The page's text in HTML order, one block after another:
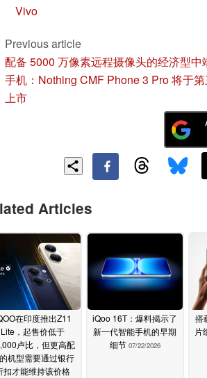
Vivo
Previous article
配备 5000 万像素远程摄像头的经济型中
手机：Nothing CMF Phone 3 Pro 将于
上市
Articles
在印度推出Z11
Lite，起售价低于
卢比，但更高配
机型需要通过银行
扣才能维持该价格
iQoo 16T：爆料揭示了
新一代智能手机的早期
细节 07/22/2026
搭
片